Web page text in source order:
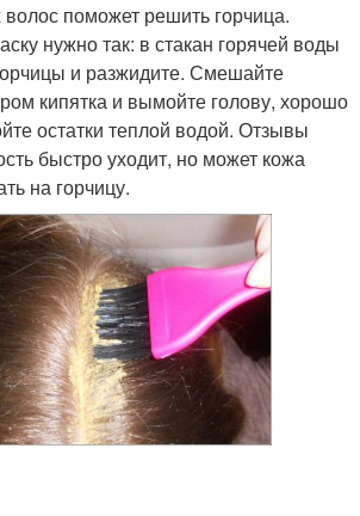
поможет решить горчица.
нужно так: в стакан горячей воды
и разжидите. Смешайте
кипятка и вымойте голову, хорошо
остатки теплой водой. Отзывы
быстро уходит, но может кожа
на горчицу.